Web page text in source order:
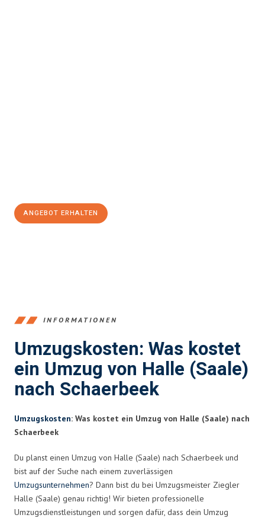
ANGEBOT ERHALTEN
INFORMATIONEN
Umzugskosten: Was kostet
ein Umzug von Halle (Saale)
nach Schaerbeek
Umzugskosten: Was kostet ein Umzug von Halle (Saale) nach
Schaerbeek
Du planst einen Umzug von Halle (Saale) nach Schaerbeek und
bist auf der Suche nach einem zuverlässigen
Umzugsunternehmen? Dann bist du bei Umzugsmeister Ziegler
Halle (Saale) genau richtig! Wir bieten professionelle
Umzugsdienstleistungen und sorgen dafür, dass dein Umzug